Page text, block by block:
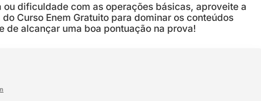
ou dificuldade com as operações básicas, aproveite a
Curso Enem Gratuito para dominar os conteúdos
de alcançar uma boa pontuação na prova!